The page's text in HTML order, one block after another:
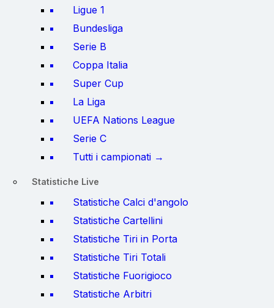
Ligue 1
Bundesliga
Serie B
Coppa Italia
Super Cup
La Liga
UEFA Nations League
Serie C
Tutti i campionati →
Statistiche Live
Statistiche Calci d'angolo
Statistiche Cartellini
Statistiche Tiri in Porta
Statistiche Tiri Totali
Statistiche Fuorigioco
Statistiche Arbitri